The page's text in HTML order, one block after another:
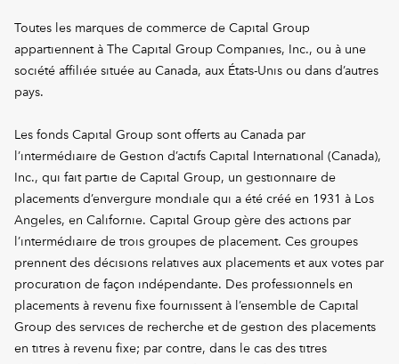
Toutes les marques de commerce de Capital Group
appartiennent à The Capital Group Companies, Inc., ou à une
société affiliée située au Canada, aux États-Unis ou dans d’autres
pays.
Les fonds Capital Group sont offerts au Canada par
l’intermédiaire de Gestion d’actifs Capital International (Canada),
Inc., qui fait partie de Capital Group, un gestionnaire de
placements d’envergure mondiale qui a été créé en 1931 à Los
Angeles, en Californie. Capital Group gère des actions par
l’intermédiaire de trois groupes de placement. Ces groupes
prennent des décisions relatives aux placements et aux votes par
procuration de façon indépendante. Des professionnels en
placements à revenu fixe fournissent à l’ensemble de Capital
Group des services de recherche et de gestion des placements
en titres à revenu fixe; par contre, dans le cas des titres